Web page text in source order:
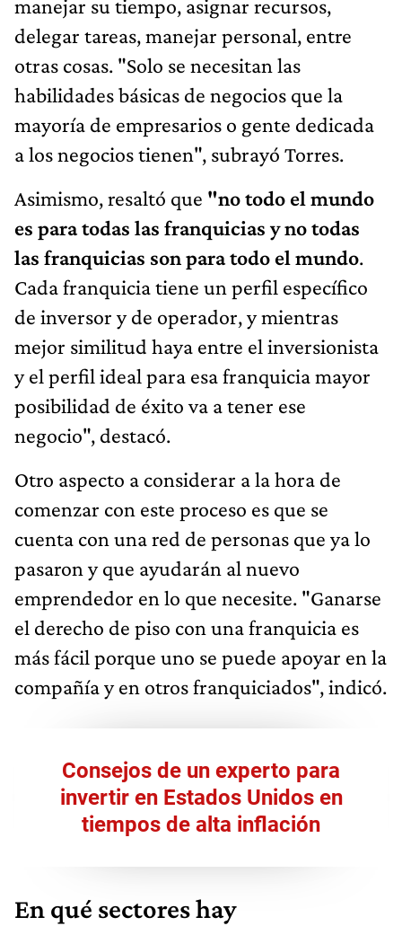
manejar su tiempo, asignar recursos,
delegar tareas, manejar personal, entre
otras cosas. "Solo se necesitan las
habilidades básicas de negocios que la
mayoría de empresarios o gente dedicada
a los negocios tienen", subrayó Torres.
Asimismo, resaltó que "no todo el mundo
es para todas las franquicias y no todas
las franquicias son para todo el mundo.
Cada franquicia tiene un perfil específico
de inversor y de operador, y mientras
mejor similitud haya entre el inversionista
y el perfil ideal para esa franquicia mayor
posibilidad de éxito va a tener ese
negocio", destacó.
Otro aspecto a considerar a la hora de
comenzar con este proceso es que se
cuenta con una red de personas que ya lo
pasaron y que ayudarán al nuevo
emprendedor en lo que necesite. "Ganarse
el derecho de piso con una franquicia es
más fácil porque uno se puede apoyar en la
compañía y en otros franquiciados", indicó.
Consejos de un experto para
invertir en Estados Unidos en
tiempos de alta inflación
En qué sectores hay